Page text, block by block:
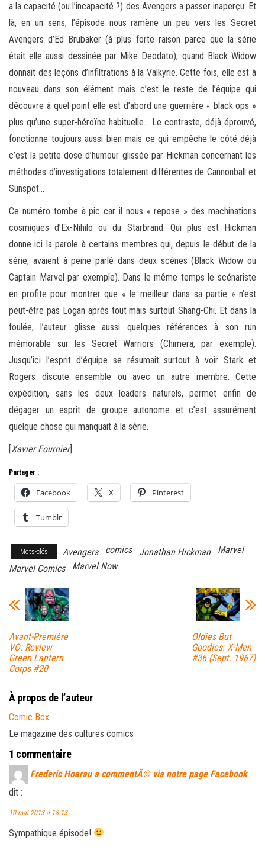
a la capacité (ou l’incapacité ?) des Avengers a passer inaperçu. Et
là, en un sens, l’épisode nous ramène un peu vers les Secret
Avengers d’Ed Brubaker (à plus forte raison parce que la série
était elle aussi dessinée par Mike Deodato), quand Black Widow
donnait des leçons d’infiltrations à la Valkyrie. Cette fois, elle est à
nouveau dans son élément mais c’est le reste de l’équipe qui
découvre à quel point elle est d’abord une guerrière « black ops »
plus qu’une super-héroïne habituelle… Le contraste, déjà éprouvé,
fonctionne toujours aussi bien mais ce qui empêche le côté déjà
c’est la petite dose d’humour glissée par Hickman concernant les
méthodes d’investigations totalement différentes de Cannonball et
Sunspot…
Ce numéro tombe à pic car il nous « repose » des machinations
cosmiques d’Ex-Nihilo ou du Starbrand. Qui plus est Hickman
donne ici la parole à certains membres qui, depuis le début de la
série, avaient à peine parlé dans deux scènes (Black Widow ou
Captain Marvel par exemple). Dans le même temps le scénariste
en profite pour montrer que « le meilleur dans sa partie » n’est
peut-être pas Logan après tout mais surtout Shang-Chi. Et dans la
foulée, l’auteur glisse aussi quelques références à son run
mémorable sur les Secret Warriors (Chimera, par exemple).
Jusqu’ici l’esprit d’équipe se résumait surtout à voir Stark et
Rogers discute ensemble ou avec un autre membre. Cette
expédition, sans les deux leaders naturels, permet enfin de
dégager un esprit de groupe autonome et c’est assurément
quelque chose qui manquait à la série.
[Xavier Fournier]
Partager :
Facebook X Pinterest
Tumblr
Mots-clés Avengers comics Jonathan Hickman
Marvel
Marvel Comics
Marvel Now
Avant-Première
VO: Review
Green Lantern
Corps #20
Oldies But
Goodies: X-Men
#36 (Sept. 1967)
À propos de l’auteur
Comic Box
Le magazine des cultures comics
1 commentaire
Frederic Hoarau a commentÃ© via notre page Facebook
dit :
10 mai 2013 à 18:13
Sympathique épisode!